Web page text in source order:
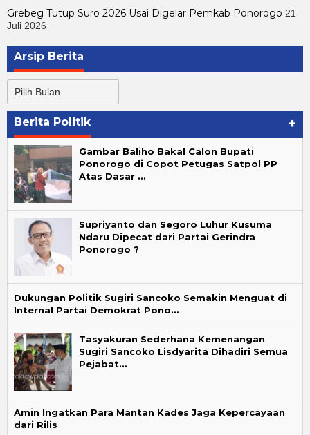
Grebeg Tutup Suro 2026 Usai Digelar Pemkab Ponorogo 21
Juli 2026
Arsip Berita
Berita
Berita Politik +
Gambar Baliho Bakal Calon Bupati
Ponorogo di Copot Petugas Satpol PP
Atas Dasar …
Supriyanto dan Segoro Luhur Kusuma
Ndaru Dipecat dari Partai Gerindra
Ponorogo ?
Dukungan Politik Sugiri Sancoko Semakin Menguat di
Internal Partai Demokrat Pono…
Tasyakuran Sederhana Kemenangan
Sugiri Sancoko Lisdyarita Dihadiri Semua
Pejabat…
Amin Ingatkan Para Mantan Kades Jaga Kepercayaan
dari Rilis